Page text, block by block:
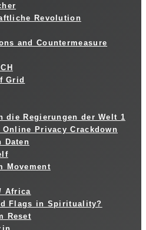
Revolution
and Countermeasure
Grid
die Regierungen der Welt 1
Online Privacy Crackdown
Daten
Movement
Africa
Flags in Spirituality?
Reset